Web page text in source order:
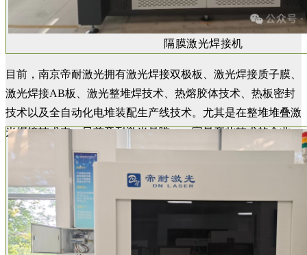
隔膜激光焊接机
目前，南京帝耐激光拥有激光焊接双极板、激光焊接质子膜、
激光焊接AB板、激光整堆焊技术、热熔胶体技术、热板密封
技术以及全自动化电堆装配生产线技术。尤其是在整堆堆叠激
光焊接技术中，目前帝耐激光是唯一一家量产此技术的企业。